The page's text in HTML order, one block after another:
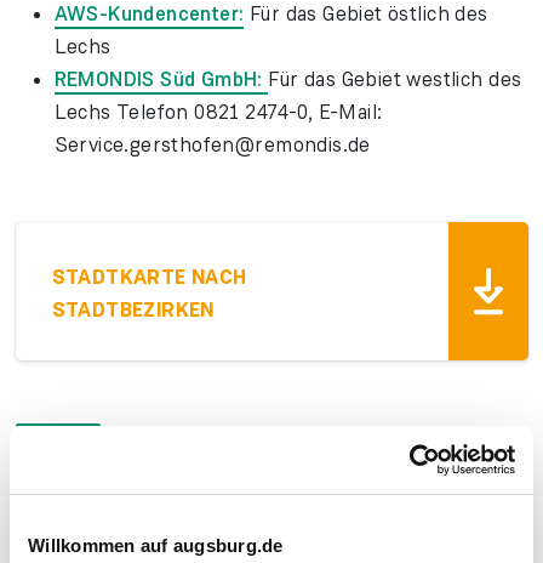
Willkommen auf augsburg.de
AWS-Kundencenter: Für das Gebiet östlich des
Lechs
REMONDIS Süd GmbH: Für das Gebiet westlich des
Lechs Telefon 0821 2474-0, E-Mail:
Service.gersthofen@remondis.de
STADTKARTE NACH
STADTBEZIRKEN
LEERUNG UND TONNENVOLUMEN
Öst­lich des Lechs leert der AWS und westlich des